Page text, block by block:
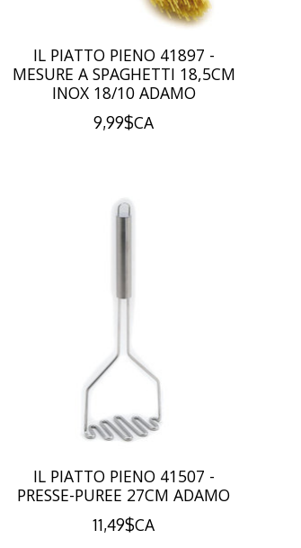
IL PIATTO PIENO 41897 -
MESURE A SPAGHETTI 18,5CM
INOX 18/10 ADAMO
9,99$CA
IL PIATTO PIENO 41507 -
PRESSE-PUREE 27CM ADAMO
11,49$CA